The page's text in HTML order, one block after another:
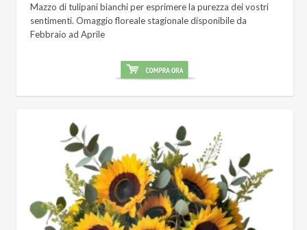
Mazzo di tulipani bianchi per esprimere la purezza dei vostri
sentimenti. Omaggio floreale stagionale disponibile da
Febbraio ad Aprile